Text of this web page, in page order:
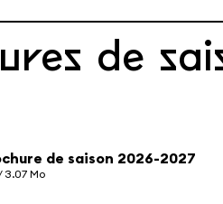
de
de saison 2026-2027
3.07 Mo